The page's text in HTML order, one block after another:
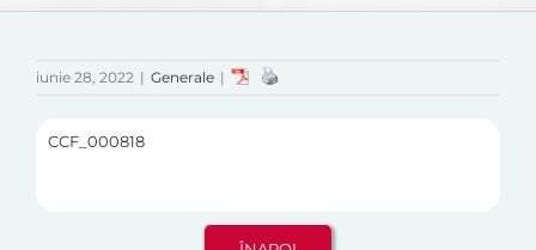
iunie 28, 2022 | Generale |
CCF_000818